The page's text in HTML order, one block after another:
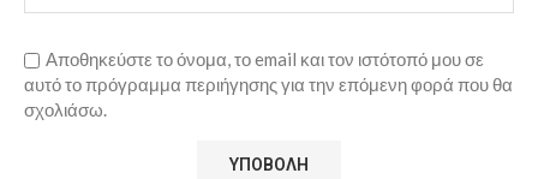
Αποθηκεύστε το όνομα, το email και τον ιστότοπό μου σε
αυτό το πρόγραμμα περιήγησης για την επόμενη φορά που θα
σχολιάσω.